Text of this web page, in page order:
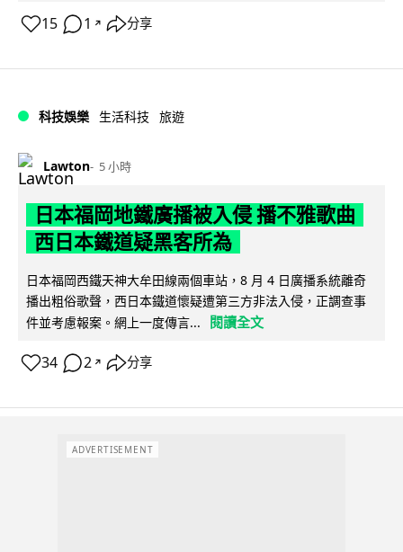
15 1 ↗ 分享
科技娛樂 生活科技 旅遊
Lawton 5 小時
日本福岡地鐵廣播被入侵 播不雅歌曲
西日本鐵道疑黑客所為
日本福岡西鐵天神大牟田線兩個車站，8 月 4 日廣播系統離奇
播出粗俗歌聲，西日本鐵道懷疑遭第三方非法入侵，正調查事
件並考慮報案。網上一度傳言...
閱讀全文
34 2 ↗ 分享
ADVERTISEMENT